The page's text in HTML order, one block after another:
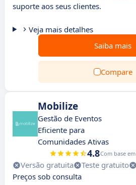
suporte aos seus clientes.
Veja mais detalhes
Saiba mais
Compare
Mobilize
Gestão de Eventos
Eficiente para
Comunidades Ativas
4.8Com base em
Versão gratuita Teste gratuito
Preços sob consulta